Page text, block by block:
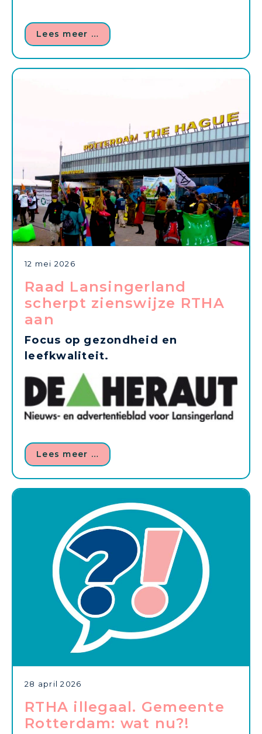
Lees meer …
12 mei 2026
Raad Lansingerland
scherpt zienswijze RTHA
aan
Focus op gezondheid en
leefkwaliteit.
Lees meer …
28 april 2026
RTHA illegaal. Gemeente
Rotterdam: wat nu?!